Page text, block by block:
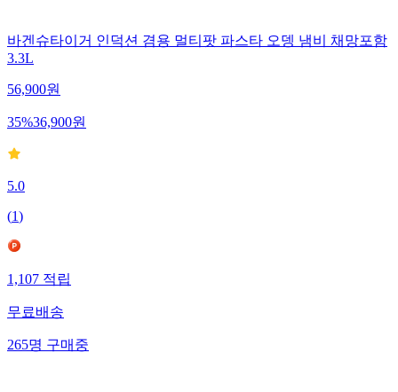
바겐슈타이거 인덕션 겸용 멀티팟 파스타 오뎅 냄비 채망포함
3.3L
56,900원
35%36,900원
5.0
(1)
1,107적립
무료배송
265명구매중